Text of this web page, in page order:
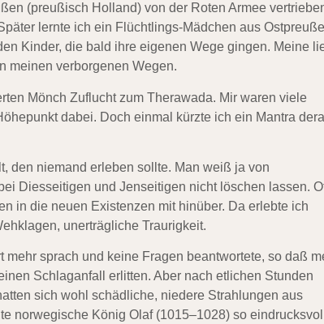
(preußisch Holland) von der Roten Armee
lernte ich ein Flüchtlings-Mädchen aus
Kinder, die bald ihre eigenen Wege gingen. Meine
meinen verborgenen Wegen.
Mönch Zuflucht zum Therawada. Mir waren viele
dabei. Doch einmal kürzte ich ein Mantra
den niemand erleben sollte. Man weiß ja von
Diesseitigen und Jenseitigen nicht löschen lassen.
in die neuen Existenzen mit hinüber. Da erlebte ich
unerträgliche Traurigkeit.
mehr sprach und keine Fragen beantwortete, so daß
Schlaganfall erlitten. Aber nach etlichen Stunden
sich wohl schädliche, niedere Strahlungen aus
norwegische König Olaf (1015–1028) so